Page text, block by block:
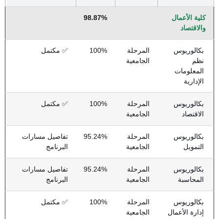
كلية الأعمال
والاقتصاد
98.87%
بكالوريوس
نظم
المعلومات
الإدارية
المرحلة
الجامعية
100% ✅ مكتمل
بكالوريوس
الاقتصاد
المرحلة
الجامعية
100% ✅ مكتمل
بكالوريوس
التمويل
المرحلة
الجامعية
95.24%
تفاصيل مسارات
البرنامج
بكالوريوس
المحاسبة
المرحلة
الجامعية
95.24%
تفاصيل مسارات
البرنامج
بكالوريوس
إدارة الأعمال
المرحلة
الجامعية
100% ✅ مكتمل